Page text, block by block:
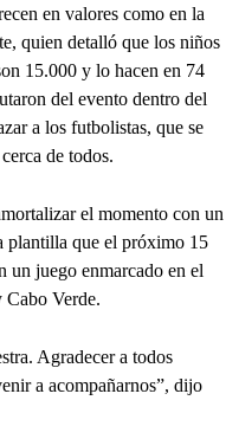
en valores como en la
quien detalló que los niños
15.000 y lo hacen en 74
del evento dentro del
a los futbolistas, que se
de todos.
el momento con un
plantilla que el próximo 15
un juego enmarcado en el
Cabo Verde.
Agradecer a todos
a acompañarnos”, dijo